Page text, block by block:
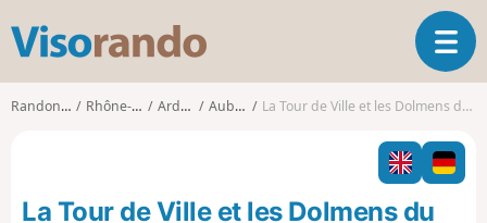
s
o
o
O
u
i
r
l
Randonnées Rhône-Alpes Ardèche Aubenas La Tour de Ville et les Dolmens du Serre Bastel
La Tour de Ville et les Dolmens du